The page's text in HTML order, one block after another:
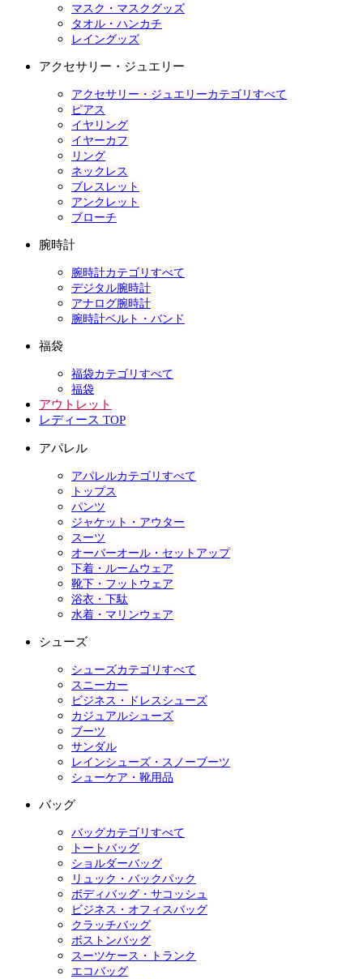
マスク・マスクグッズ
タオル・ハンカチ
レイングッズ
アクセサリー・ジュエリー
アクセサリー・ジュエリーカテゴリすべて
ピアス
イヤリング
イヤーカフ
リング
ネックレス
ブレスレット
アンクレット
ブローチ
腕時計
腕時計カテゴリすべて
デジタル腕時計
アナログ腕時計
腕時計ベルト・バンド
福袋
福袋カテゴリすべて
福袋
アウトレット
レディース TOP
アパレル
アパレルカテゴリすべて
トップス
パンツ
ジャケット・アウター
スーツ
オーバーオール・セットアップ
下着・ルームウェア
靴下・フットウェア
浴衣・下駄
水着・マリンウェア
シューズ
シューズカテゴリすべて
スニーカー
ビジネス・ドレスシューズ
カジュアルシューズ
ブーツ
サンダル
レインシューズ・スノーブーツ
シューケア・靴用品
バッグ
バッグカテゴリすべて
トートバッグ
ショルダーバッグ
リュック・バックパック
ボディバッグ・サコッシュ
ビジネス・オフィスバッグ
クラッチバッグ
ボストンバッグ
スーツケース・トランク
エコバッグ